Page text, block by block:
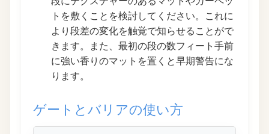
トを敷くことを検討してください。これに
より段差の変化を触覚で知らせることがで
きます。また、最初の段の数フィート手前
に強い香りのマットを置くと早期警告にな
ります。
ゲートとバリアの使い方